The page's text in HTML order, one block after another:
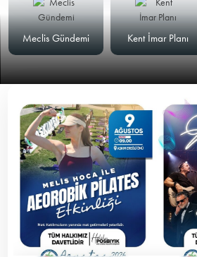
Meclis Gündemi
Kent İmar Planı